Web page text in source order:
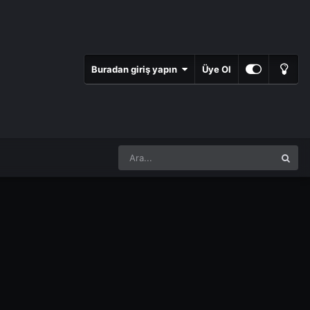
Buradan giriş yapın Üye Ol